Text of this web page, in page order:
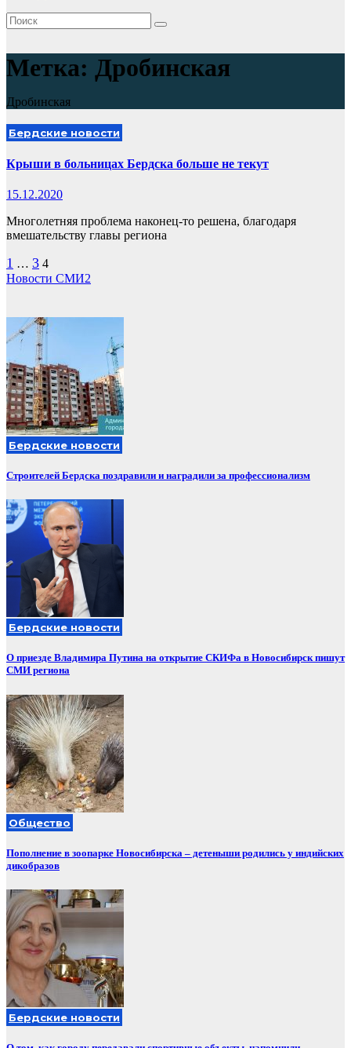
Метка: Дробинская
Дробинская
Бердские новости
Крыши в больницах Бердска больше не текут
15.12.2020
Многолетняя проблема наконец-то решена, благодаря
вмешательству главы региона
Пагинация
записей
1 … 3 4
Новости СМИ2
Бердские новости
Строителей Бердска поздравили и наградили за профессионализм
Бердские новости
О приезде Владимира Путина на открытие СКИФа в Новосибирск пишут
СМИ региона
Общество
Пополнение в зоопарке Новосибирска – детеныши родились у индийских
дикобразов
Бердские новости